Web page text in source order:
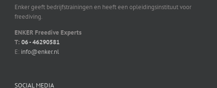
Enker geeft bedrijfstrainingen en heeft een opleidingsinstituut voor
freediving.
ENKER Freedive Experts
T: 06 - 46290581
E: info@enker.nl
SOCIAL MEDIA